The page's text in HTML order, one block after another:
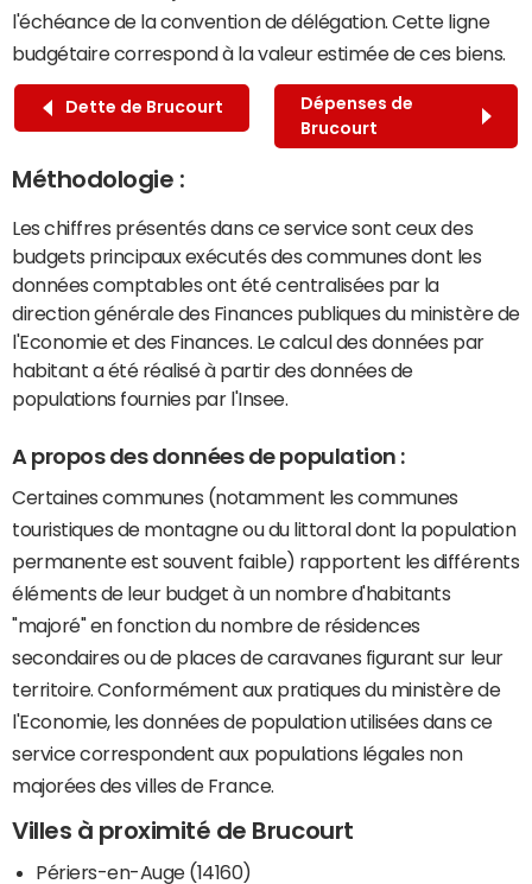
l'échéance de la convention de délégation. Cette ligne
budgétaire correspond à la valeur estimée de ces biens.
Dette de Brucourt
Dépenses de
Brucourt
Méthodologie :
Les chiffres présentés dans ce service sont ceux des
budgets principaux exécutés des communes dont les
données comptables ont été centralisées par la
direction générale des Finances publiques du ministère de
l'Economie et des Finances. Le calcul des données par
habitant a été réalisé à partir des données de
populations fournies par l'Insee.
A propos des données de population :
Certaines communes (notamment les communes
touristiques de montagne ou du littoral dont la population
permanente est souvent faible) rapportent les différents
éléments de leur budget à un nombre d'habitants
"majoré" en fonction du nombre de résidences
secondaires ou de places de caravanes figurant sur leur
territoire. Conformément aux pratiques du ministère de
l'Economie, les données de population utilisées dans ce
service correspondent aux populations légales non
majorées des villes de France.
Villes à proximité de Brucourt
Périers-en-Auge (14160)